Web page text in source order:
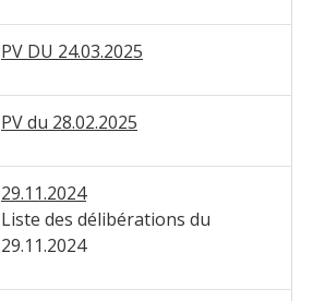
PV DU 24.03.2025
PV du 28.02.2025
29.11.2024
Liste des délibérations du
29.11.2024